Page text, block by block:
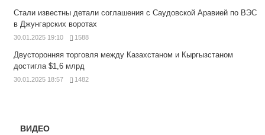
Стали известны детали соглашения с Саудовской Аравией по ВЭС
в Джунгарских воротах
30.01.2025 19:10 1588
Двусторонняя торговля между Казахстаном и Кыргызстаном
достигла $1,6 млрд
30.01.2025 18:57 1482
ВИДЕО